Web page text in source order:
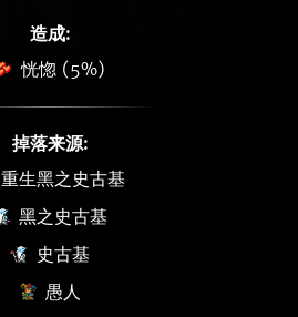
造成:
恍惚 (5%)
掉落来源:
重生黑之史古基
黑之史古基
史古基
愚人